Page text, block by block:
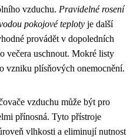
vzduchu. Pravidelné rosení
pokojové teploty je další
provádět v dopoledních
večera uschnout. Mokré listy
vzniku plísňových onemocnění.
vzduchu může být pro
přínosná. Tyto přístroje
vlhkosti a eliminují nutnost